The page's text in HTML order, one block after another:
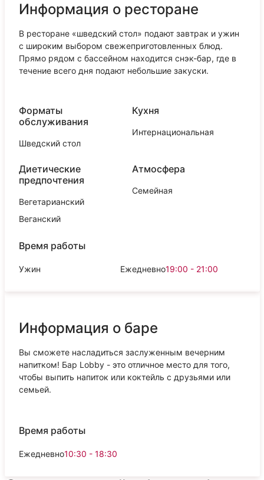
Информация о ресторане
В ресторане «шведский стол» подают завтрак и ужин
с широким выбором свежеприготовленных блюд.
Прямо рядом с бассейном находится снэк-бар, где в
течение всего дня подают небольшие закуски.
Форматы
обслуживания
Шведский стол
Кухня
Интернациональная
Диетические
предпочтения
Вегетарианский
Веганский
Атмосфера
Семейная
Время работы
Ужин Ежедневно19:00 - 21:00
Информация о баре
Вы сможете насладиться заслуженным вечерним
напитком! Бар Lobby - это отличное место для того,
чтобы выпить напиток или коктейль с друзьями или
семьей.
Время работы
Ежедневно10:30 - 18:30